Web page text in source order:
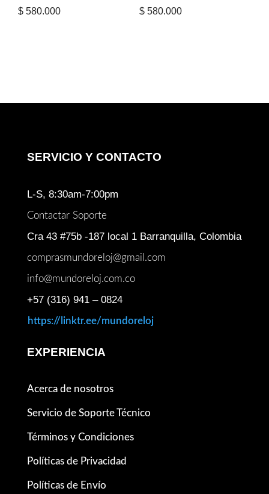
$ 580.000
$580.000
SERVICIO Y CONTACTO
L-S, 8:30am-7:00pm
Contactar Soporte
Cra 43 #75b -187 local 1 Barranquilla, Colombia
comprasmundoreloj@gmail.com
info@mundoreloj.com.co
+57 (316) 941 – 0824
https://linktr.ee/mundoreloj
EXPERIENCIA
Acerca de nosotros
Servicio de Soporte Técnico
Términos y Condiciones
Políticas de Privacidad
Políticas de Envío